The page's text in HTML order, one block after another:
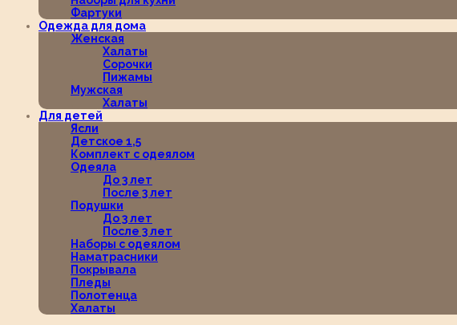
Фартуки
Одежда для дома
Женская
Халаты
Сорочки
Пижамы
Мужская
Халаты
Для детей
Ясли
Детское 1,5
Комплект с одеялом
Одеяла
До 3 лет
После 3 лет
Подушки
До 3 лет
После 3 лет
Наборы с одеялом
Наматрасники
Покрывала
Пледы
Полотенца
Халаты